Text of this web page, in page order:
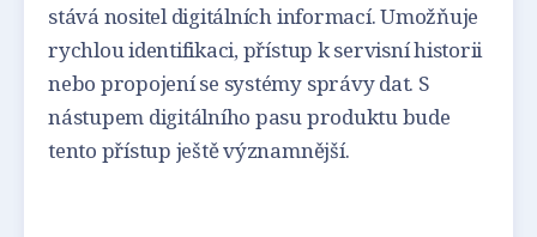
stává nositel digitálních informací. Umožňuje
rychlou identifikaci, přístup k servisní historii
nebo propojení se systémy správy dat. S
nástupem digitálního pasu produktu bude
tento přístup ještě významnější.